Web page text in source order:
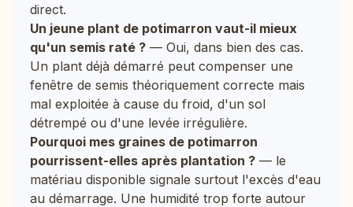
direct.
Un jeune plant de potimarron vaut-il mieux
qu'un semis raté ? — Oui, dans bien des cas.
Un plant déjà démarré peut compenser une
fenêtre de semis théoriquement correcte mais
mal exploitée à cause du froid, d'un sol
détrempé ou d'une levée irrégulière.
Pourquoi mes graines de potimarron
pourrissent-elles après plantation ? — le
matériau disponible signale surtout l'excès d'eau
au démarrage. Une humidité trop forte autour